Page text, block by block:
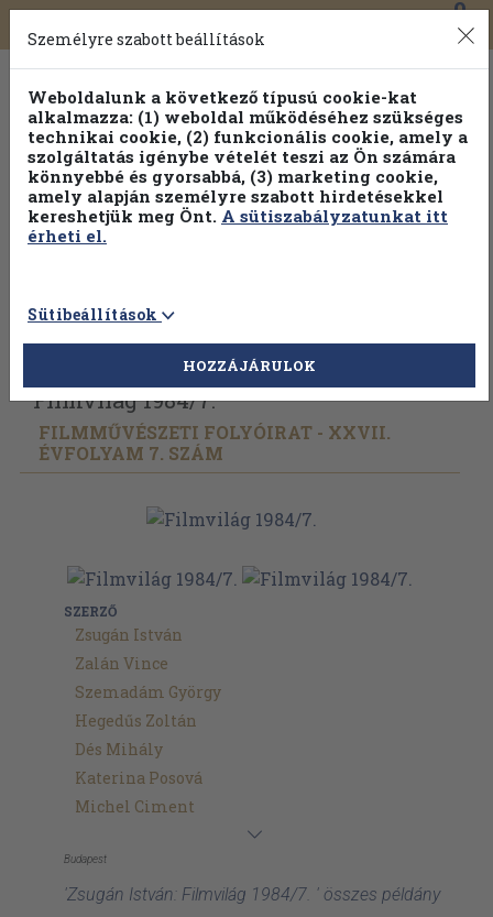
Toggle
navigation
0
Vissza az előző oldalra Válasszon példányt
Filmvilág 1984/7.
FILMMŰVÉSZETI FOLYÓIRAT - XXVII.
ÉVFOLYAM 7. SZÁM
SZERZŐ
Zsugán István
Zalán Vince
Szemadám György
Hegedűs Zoltán
Dés Mihály
Katerina Posová
Michel Ciment
Budapest
'Zsugán István: Filmvilág 1984/7. ' összes példány
Személyre szabott beállítások
Weboldalunk a következő típusú cookie-kat
alkalmazza: (1) weboldal működéséhez szükséges
technikai cookie, (2) funkcionális cookie, amely a
szolgáltatás igénybe vételét teszi az Ön számára
könnyebbé és gyorsabbá, (3) marketing cookie,
amely alapján személyre szabott hirdetésekkel
kereshetjük meg Önt. A sütiszabályzatunkat itt
érheti el.
Sütibeállítások
HOZZÁJÁRULOK